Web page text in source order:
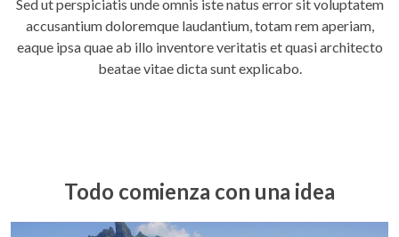
Sed ut perspiciatis unde omnis iste natus error sit voluptatem
accusantium doloremque laudantium, totam rem aperiam,
eaque ipsa quae ab illo inventore veritatis et quasi architecto
beatae vitae dicta sunt explicabo.
Todo comienza con una idea